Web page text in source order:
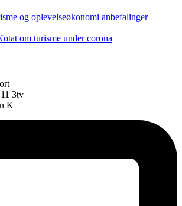
og oplevelseøkonomi anbefalinger
om turisme under corona
3tv
K